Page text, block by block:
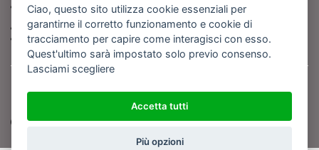
Iscriviti al nostro corso di
giornalismo
Compra i nostri libri
Entra in Barinedita Map
, Partita IVA 07355350724
detiene i Diritti d'Autore e sono state prodotte nell'anno 2012 e seguenti
(tranne che non vi sia uno specifico anno di scatto riportato)
Ciao, questo sito utilizza cookie essenziali per
garantirne il corretto funzionamento e cookie di
tracciamento per capire come interagisci con esso.
Quest'ultimo sarà impostato solo previo consenso.
Lasciami scegliere
Accetta tutti
Più opzioni